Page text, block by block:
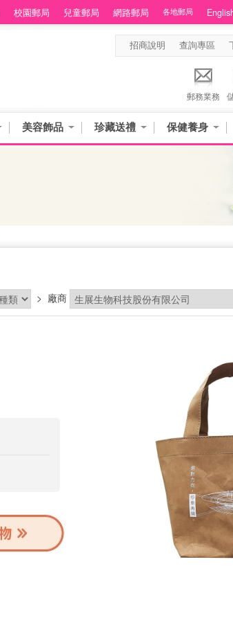
校園郵局 兒童郵局 網路郵局 各地郵局
招商說明 查詢專區
郵務業務
美容飾品 珍藏送禮 保健養身
> 廠商